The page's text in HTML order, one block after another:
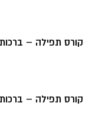
קורס תפילה –
קורס תפילה –